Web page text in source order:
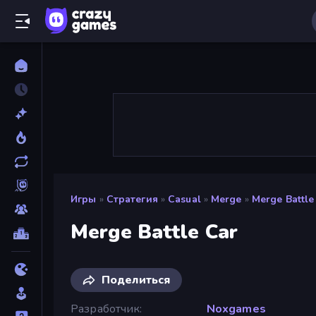
Игры » Стратегия » Casual » Merge » Merge
Merge Battle Car
Поделиться
Разработчик
Noxgames